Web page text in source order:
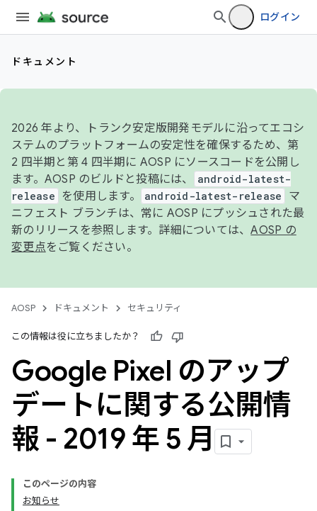
ログイン
ドキュメント
2026 年より、トランク安定版開発モデルに沿ってエコシ
ステムのプラットフォームの安定性を確保するため、第
2 四半期と第 4 四半期に AOSP にソースコードを公開し
ます。AOSP のビルドと投稿には、
android-latest-
release
を使用します。 android-latest-release
マ
ニフェスト ブランチは、常に AOSP にプッシュされた最
新のリリースを参照します。詳細については、AOSP の
変更点をご覧ください。
AOSP ドキュメント セキュリティ
この情報は役に立ちましたか？
Google Pixel のアップ
デートに関する公開情
報 - 2019 年 5 月
このページの内容
お知らせ